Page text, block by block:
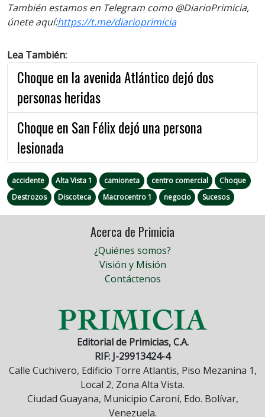
También estamos en Telegram como @DiarioPrimicia,
únete aquí:https://t.me/diarioprimicia
Lea También:
Choque en la avenida Atlántico dejó dos
personas heridas
Choque en San Félix dejó una persona
lesionada
accidente Alta Vista 1 camioneta centro comercial
Choque
Destrozos
Discoteca Macrocentro 1 negocio Sucesos
Acerca de Primicia
¿Quiénes somos?
Visión y Misión
Contáctenos
Editorial de Primicias, C.A.
RIF: J-29913424-4
Calle Cuchivero, Edificio Torre Atlantis, Piso Mezanina 1,
Local 2, Zona Alta Vista.
Ciudad Guayana, Municipio Caroní, Edo. Bolívar,
Venezuela.